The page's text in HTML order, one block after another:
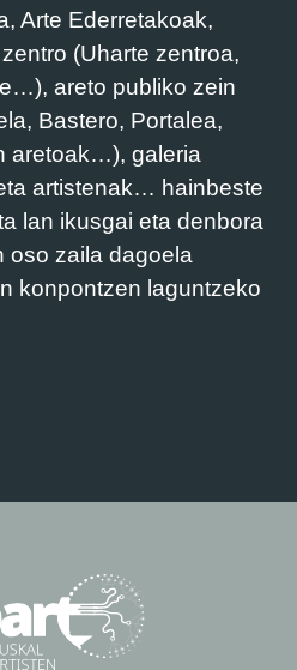
Arte Ederretakoak,
(Uharte zentroa,
areto publiko zein
Bastero, Portalea,
aretoak…), galeria
artistenak… hainbeste
lan ikusgai eta denbora
oso zaila dagoela
konpontzen laguntzeko